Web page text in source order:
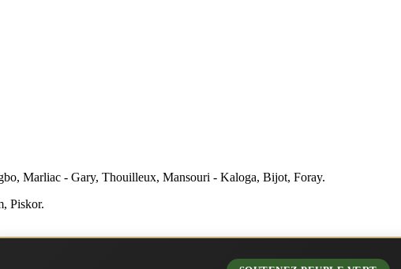
Marliac - Gary, Thouilleux, Mansouri - Kaloga, Bijot, Foray.
Piskor.